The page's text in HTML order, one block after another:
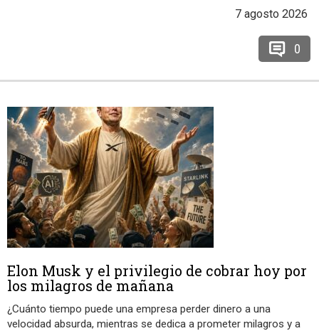
7 agosto 2026
0
Elon Musk y el privilegio de cobrar hoy por
los milagros de mañana
¿Cuánto tiempo puede una empresa perder dinero a una
velocidad absurda, mientras se dedica a prometer milagros y a